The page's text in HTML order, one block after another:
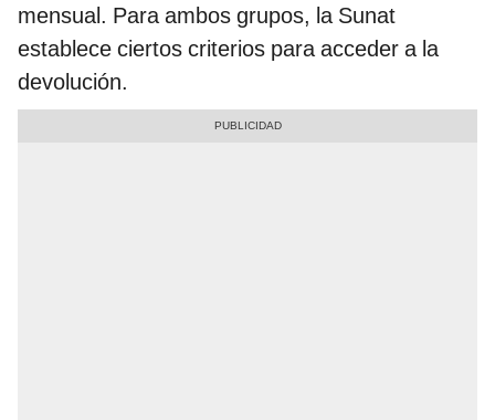
mensual. Para ambos grupos, la Sunat
establece ciertos criterios para acceder a la
devolución.